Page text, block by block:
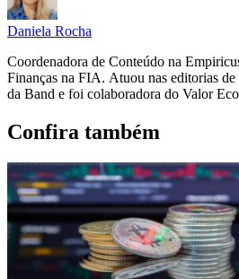
Daniela Rocha
Coordenadora de Conteúdo na
Finanças na FIA. Atuou nas editorias
da Band e foi colaboradora do Valor
Confira também